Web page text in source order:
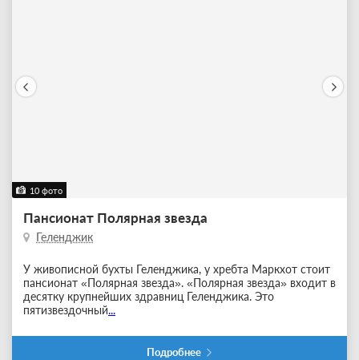
10 фото
Пансионат Полярная звезда
Геленджик
У живописной бухты Геленджика, у хребта Маркхот стоит
пансионат «Полярная звезда». «Полярная звезда» входит в
десятку крупнейших здравниц Геленджика. Это
пятизвездочный...
Подробнее